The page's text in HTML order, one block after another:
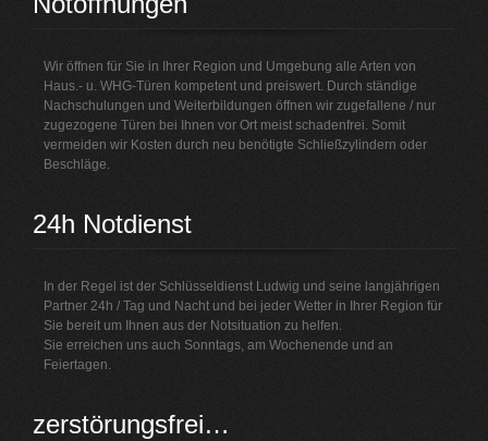
Wir öffnen für Sie in Ihrer Region und Umgebung alle Arten von
Haus.- u. WHG-Türen kompetent und preiswert. Durch ständige
Nachschulungen und Weiterbildungen öffnen wir zugefallene / nur
zugezogene Türen bei Ihnen vor Ort meist schadenfrei. Somit
vermeiden wir Kosten durch neu benötigte Schließzylindern oder
Beschläge.
24h Notdienst
In der Regel ist der Schlüsseldienst Ludwig und seine langjährigen
Partner 24h / Tag und Nacht und bei jeder Wetter in Ihrer Region für
Sie bereit um Ihnen aus der Notsituation zu helfen.
Sie erreichen uns auch Sonntags, am Wochenende und an
Feiertagen.
zerstörungsfrei…